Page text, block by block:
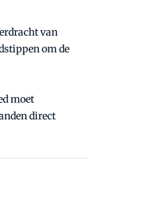
van
om de
moet
direct